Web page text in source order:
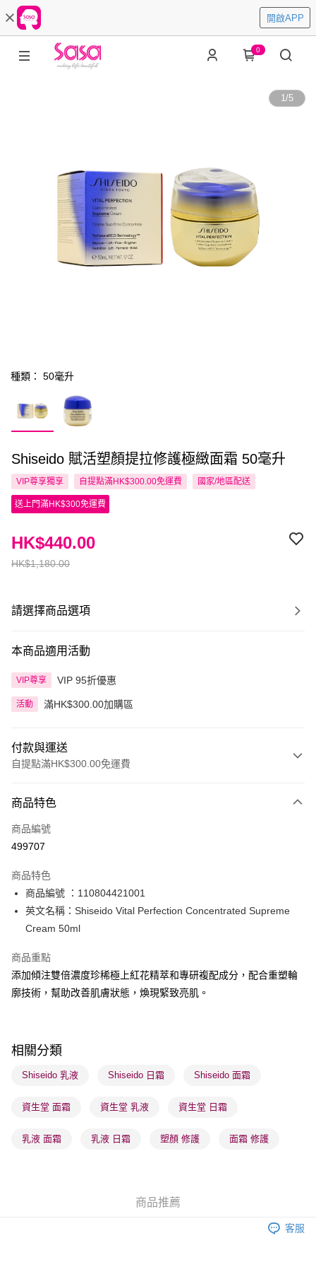
開啟APP
0
1/5
種類： 50毫升
Shiseido 賦活塑顏提拉修護極緻面霜 50毫升
VIP尊享獨享 自提點滿HK$300.00免運費 國家/地區配送
送上門滿HK$300免運費
HK$1,180.00
HK$440.00
請選擇商品選項
本商品適用活動
VIP尊享 VIP 95折優惠
活動 滿HK$300.00加購區
付款與運送
自提點滿HK$300.00免運費
信用卡
Apple Pay
PayMe
WeChat Pay
送貨方式
順豐自助櫃 - 確認發貨後1-3個工作天送達
順豐站及營業點 - 確認發貨後1-3個工作天送達
物流公司進行物流配送
商品特色
商品編號
499707
商品特色
商品編號 ：110804421001
英文名稱：Shiseido Vital Perfection Concentrated Supreme
Cream 50ml
商品重點
添加傾注雙倍濃度珍稀極上紅花精萃和專研複配成分，配合重塑輪
廓技術，幫助改善肌膚狀態，煥現緊致亮肌。
相關分類
Shiseido 乳液 Shiseido 日霜 Shiseido 面霜
資生堂 面霜 資生堂 乳液 資生堂 日霜
乳液 面霜 乳液 日霜 塑顏 修護 面霜 修護
商品推薦
客服